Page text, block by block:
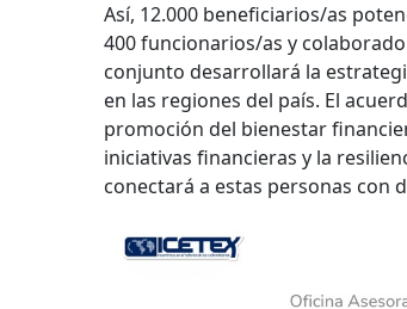
Así, 12.000 beneficiarios/as
400 funcionarios/as y
conjunto desarrollará la
en las regiones del país. El
promoción del bienestar
iniciativas financieras y la
conectará a estas personas con